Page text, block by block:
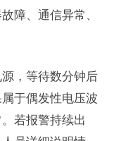
障、通信异常、
，等待数分钟后
于偶发性电压波
若报警持续出